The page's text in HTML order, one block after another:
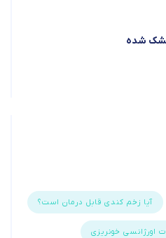
شده
آیا زخم کندی قابل درمان است؟
خونریزی